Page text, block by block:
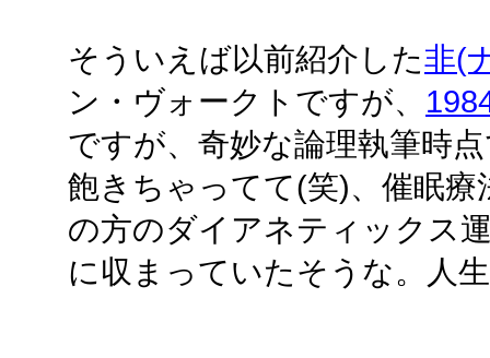
そういえば以前紹介した非(
ン・ヴォークトですが、
ですが、奇妙な論理執筆時
飽きちゃってて(笑)、催眠
の方のダイアネティックス
に収まっていたそうな。人